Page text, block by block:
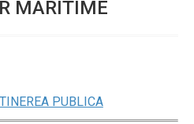
MARITIME
PUBLICA